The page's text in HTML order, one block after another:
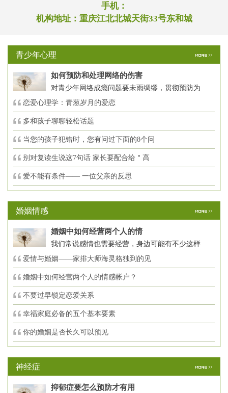
手机：
机构地址： 重庆江北北城天街33号东和城
青少年心理
如何预防和处理网络的伤害
对青少年网络成瘾问题要未雨绸缪，贯彻预防为
恋爱心理学：青葱岁月的爱恋
多和孩子聊聊轻松话题
当您的孩子犯错时，您有问过下面的8个问
别对复读生说这7句话 家长要配合给＂高
爱不能有条件—— 一位父亲的反思
婚姻情感
婚姻中如何经营两个人的情
我们常说感情也需要经营，身边可能有不少这样
爱情与婚姻——家排大师海灵格独到的见
婚姻中如何经营两个人的情感帐户？
不要过早锁定恋爱关系
幸福家庭必备的五个基本要素
你的婚姻是否长久可以预见
神经症
抑郁症要怎么预防才有用